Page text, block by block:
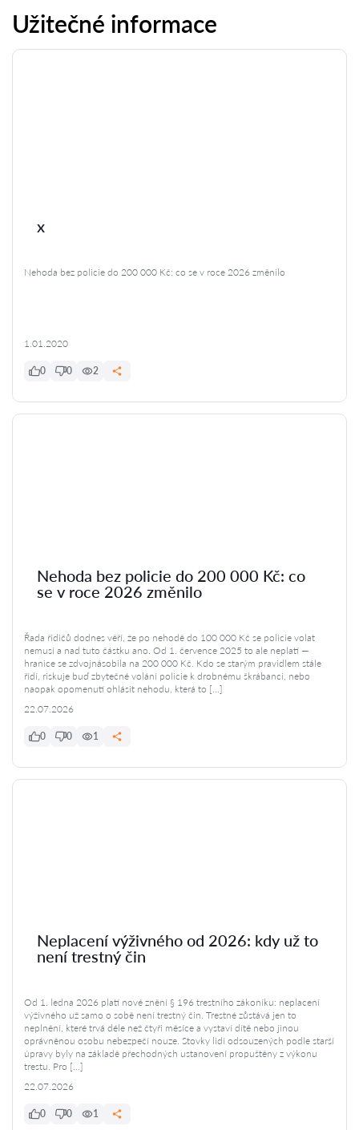
Užitečné informace
x
Nehoda bez policie do 200 000 Kč: co se v roce 2026 změnilo
1.01.2020
0 0 2
Nehoda bez policie do 200 000 Kč: co
se v roce 2026 změnilo
Řada řidičů dodnes věří, že po nehodě do 100 000 Kč se policie volat
nemusí a nad tuto částku ano. Od 1. července 2025 to ale neplatí —
hranice se zdvojnásobila na 200 000 Kč. Kdo se starým pravidlem stále
řídí, riskuje buď zbytečné volání policie k drobnému škrábanci, nebo
naopak opomenutí ohlásit nehodu, která to […]
22.07.2026
0 0 1
Neplacení výživného od 2026: kdy už to
není trestný čin
Od 1. ledna 2026 platí nové znění § 196 trestního zákoníku: neplacení
výživného už samo o sobě není trestný čin. Trestné zůstává jen to
neplnění, které trvá déle než čtyři měsíce a vystaví dítě nebo jinou
oprávněnou osobu nebezpečí nouze. Stovky lidí odsouzených podle starší
úpravy byly na základě přechodných ustanovení propuštěny z výkonu
trestu. Pro […]
22.07.2026
0 0 1